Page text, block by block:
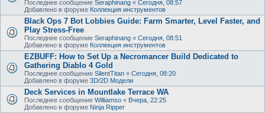
Последнее сообщение Seraphinang « Сегодня, 08:57
Добавлено в форуме Коллекция инструментов
Black Ops 7 Bot Lobbies Guide: Farm Smarter, Level Faster, and
Play Stress-Free
Последнее сообщение Seraphinang « Сегодня, 08:51
Добавлено в форуме Коллекция инструментов
EZBUFF: How to Set Up a Necromancer Build Dedicated to
Gathering Diablo 4 Gold
Последнее сообщение SilentTitan « Сегодня, 08:20
Добавлено в форуме 3D/2D Модели
Deck Services in Mountlake Terrace WA
Последнее сообщение Williamso « Вчера, 22:25
Добавлено в форуме Ninja Ripper